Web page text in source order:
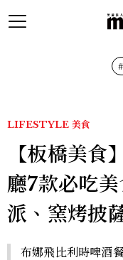
LIFESTYLE 美食
【板橋美食
廳7款必吃
派、窯烤披
布娜飛比利時啤酒